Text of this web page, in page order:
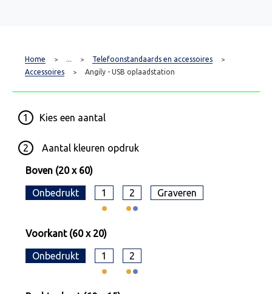
Home > ... > Telefoonstandaards en accessoires >
Accessoires > Angily - USB oplaadstation
1 Kies een aantal
2 Aantal kleuren opdruk
Boven (20 x 60)
Onbedrukt 1 2 Graveren
Voorkant (60 x 20)
Onbedrukt 1 2